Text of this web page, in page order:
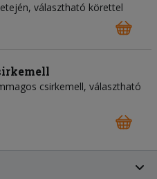
választható körettel
csirkemell, választható